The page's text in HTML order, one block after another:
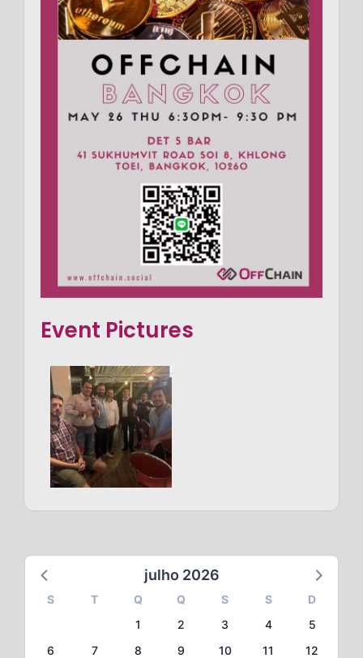
Event Pictures
julho 2026
S T Q Q S S
D
1
2 3 4
5
6
7 8 9 10 11
12